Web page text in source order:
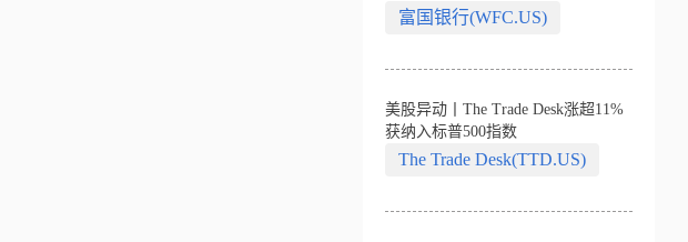
富国银行(WFC.US)
美股异动丨The Trade Desk涨超11%
获纳入标普500指数
The Trade Desk(TTD.US)